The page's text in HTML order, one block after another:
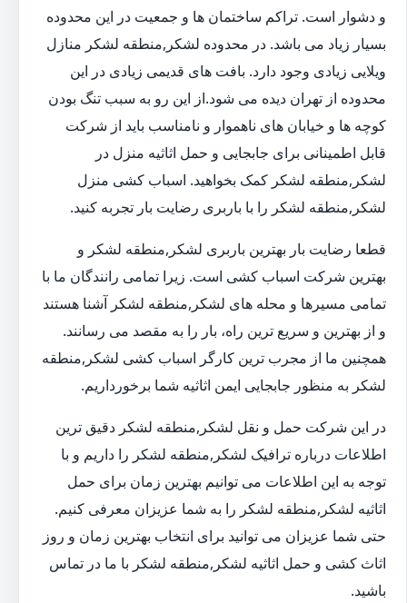
و دشوار است. تراکم ساختمان ها و جمعیت در این محدوده
بسیار زیاد می باشد. در محدوده لشکر,منطقه لشکر منازل
ویلایی زیادی وجود دارد. بافت های قدیمی زیادی در این
محدوده از تهران دیده می شود.از این رو به سبب تنگ بودن
کوچه ها و خیابان های ناهموار و نامناسب باید از شرکت
قابل اطمینانی برای جابجایی و حمل اثاثیه منزل در
لشکر,منطقه لشکر کمک بخواهید. اسباب کشی منزل
لشکر,منطقه لشکر را با باربری رضایت بار تجربه کنید.
قطعا رضایت بار بهترین باربری لشکر,منطقه لشکر و
بهترین شرکت اسباب کشی است. زیرا تمامی رانندگان ما با
تمامی مسیرها و محله های لشکر,منطقه لشکر آشنا هستند
و از بهترین و سریع ترین راه، بار را به مقصد می رسانند.
همچنین ما از مجرب ترین کارگر اسباب کشی لشکر,منطقه
لشکر به منظور جابجایی ایمن اثاثیه شما برخورداریم.
در این شرکت حمل و نقل لشکر,منطقه لشکر دقیق ترین
اطلاعات درباره ترافیک لشکر,منطقه لشکر را داریم و با
توجه به این اطلاعات می توانیم بهترین زمان برای حمل
اثاثیه لشکر,منطقه لشکر را به شما عزیزان معرفی کنیم.
حتی شما عزیزان می توانید برای انتخاب بهترین زمان و روز
اثاث کشی و حمل اثاثیه لشکر,منطقه لشکر با ما در تماس
باشید.